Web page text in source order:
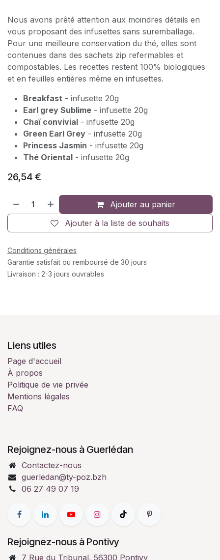
Nous avons prêté attention aux moindres détails en
vous proposant des infusettes sans suremballage.
Pour une meilleure conservation du thé, elles sont
contenues dans des sachets zip refermables et
compostables. Les recettes restent 100% biologiques
et en feuilles entières même en infusettes.
Breakfast - infusette 20g
Earl grey Sublime - infusette 20g
Chaï convivial - infusette 20g
Green Earl Grey - infusette 20g
Princess Jasmin - infusette 20g
Thé Oriental - infusette 20g
26,54 €
Ajouter au panier
Ajouter à la liste de souhaits
Conditions générales
Garantie satisfait ou remboursé de 30 jours
Livraison : 2-3 jours ouvrables
Liens utiles
Page d'accueil
À propos
Politique de vie privée
Mentions légales
FAQ
Rejoignez-nous à Guerlédan
Contactez-nous
guerledan@ty-poz.bzh
06 27 49 07 19
Rejoignez-nous à Pontivy
7 Rue du Tribunal, 56300 Pontivy